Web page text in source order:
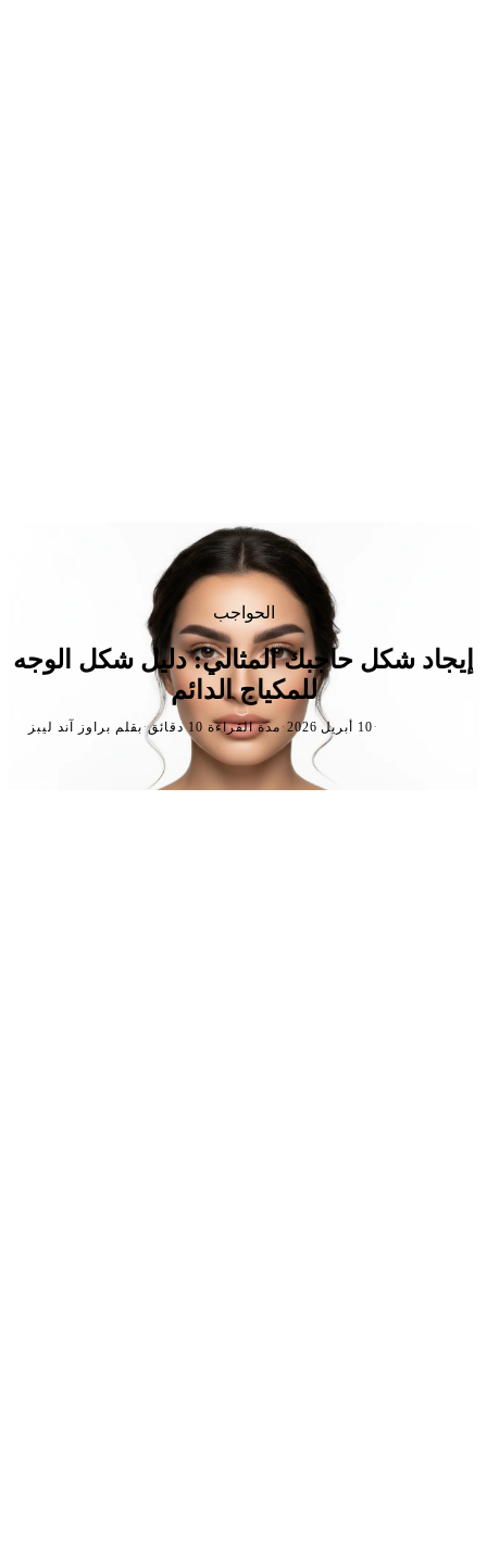
الحواجب
إيجاد شكل حاجبك المثالي: دليل شكل الوجه
للمكياج الدائم
·10 أبريل 2026 ·مدة القراءة 10 دقائق ·بقلم براوز آند ليبز